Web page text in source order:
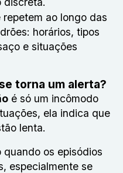
ao longo das
horários, tipos
e situações
torna um alerta?
é só um incômodo
ela indica que
lenta.
os episódios
especialmente se